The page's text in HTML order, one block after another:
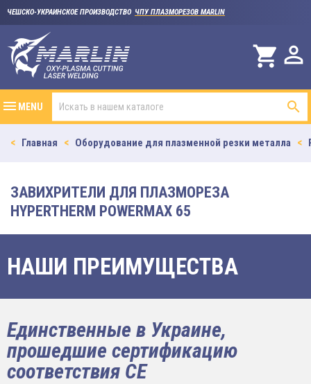
ЧЕШСКО-УКРАИНСКОЕ ПРОИЗВОДСТВО ЧПУ ПЛАЗМОРЕЗОВ MARLIN

shopping_cart
MENU 
Главная Оборудование для плазменной резки металла
ЗАВИХРИТЕЛИ ДЛЯ ПЛАЗМОРЕЗА
HYPERTHERM POWERMAX 65
НАШИ ПРЕИМУЩЕСТВА
Единственные в Украине,
прошедшие сертификацию
соответствия CE